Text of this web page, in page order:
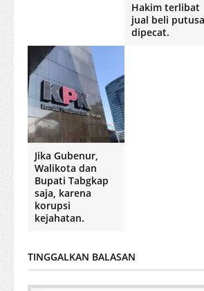
Hakim terlibat
jual beli
dipecat.
Jika Gubenur,
Walikota dan
Bupati Tabgkap
saja, karena
korupsi
kejahatan.
TINGGALKAN BALASAN